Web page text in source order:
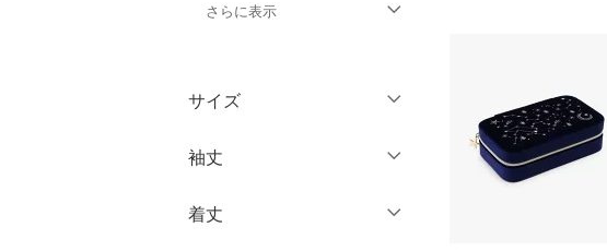
さらに表示
アクセサリー・腕時計
財布・ポーチ・ケース
帽子
サイズ
ウェア（S/M/L）
M
袖丈
ノースリーブ
着丈